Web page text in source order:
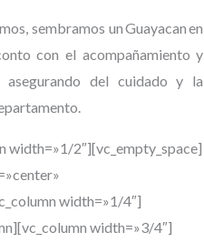
sembramos unGuayacanen
con el acompañamiento y
asegurando del cuidado y la
width=»1/2″][vc_empty_space]
width=»1/4″]
width=»3/4″]